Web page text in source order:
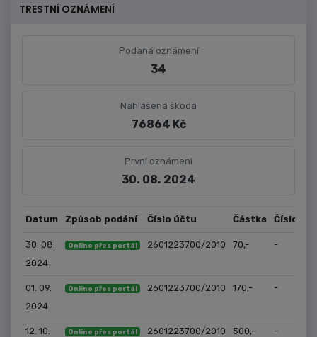
TRESTNÍ OZNÁMENÍ
Podaná oznámení
34
Nahlášená škoda
76864 Kč
První oznámení
30. 08. 2024
Datum Způsob podání Číslo účtu Částka Číslo
30. 08.
2024
Online přes portál 2601223700/2010 70,- -
01. 09.
2024
Online přes portál 2601223700/2010 170,- -
12. 10.
Online přes portál 2601223700/2010 500,- -